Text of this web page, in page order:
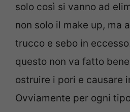
solo così si vanno ad
non solo il make up, ma
trucco e sebo in
questo non va fatto
ostruire i pori e causare
Ovviamente per ogni